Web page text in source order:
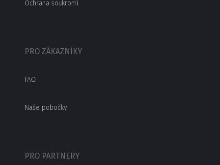
Ochrana soukromí
PRO ZÁKAZNÍKY
FAQ
Naše pobočky
PRO PARTNERY